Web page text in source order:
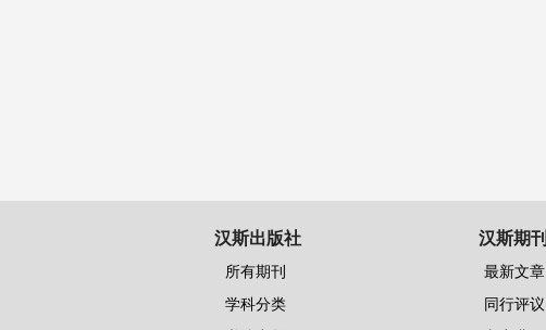
汉斯出版社
所有期刊
学科分类
汉斯期刊
最新文章
同行评议